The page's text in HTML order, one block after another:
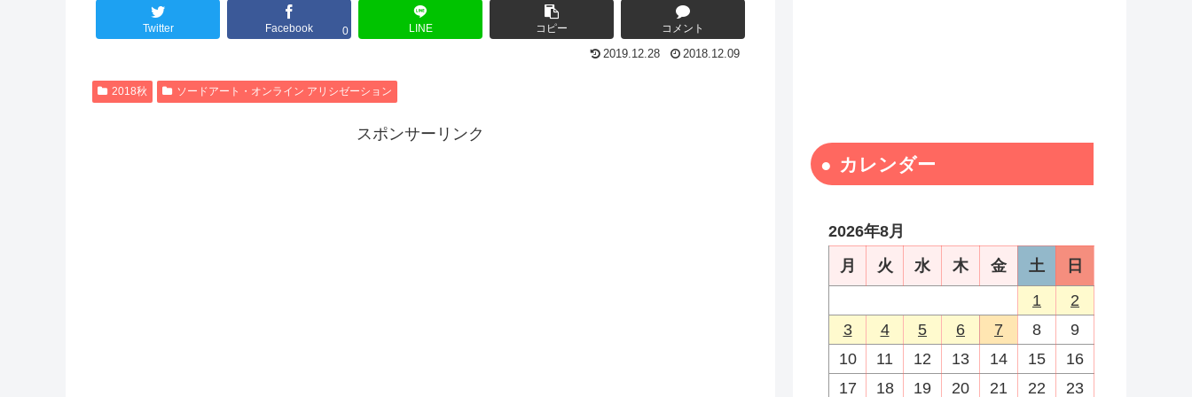
Twitter Facebook 0 LINE コピー コメント
2019.12.28 2018.12.09
2018秋 ソードアート・オンライン アリシゼーション
スポンサーリンク
カレンダー
2026年8月
月
火 水 木 金 土
日
1
2
3
4 5 6 7 8
9
10
11 12 13 14 15
16
17
18 19 20 21 22 23